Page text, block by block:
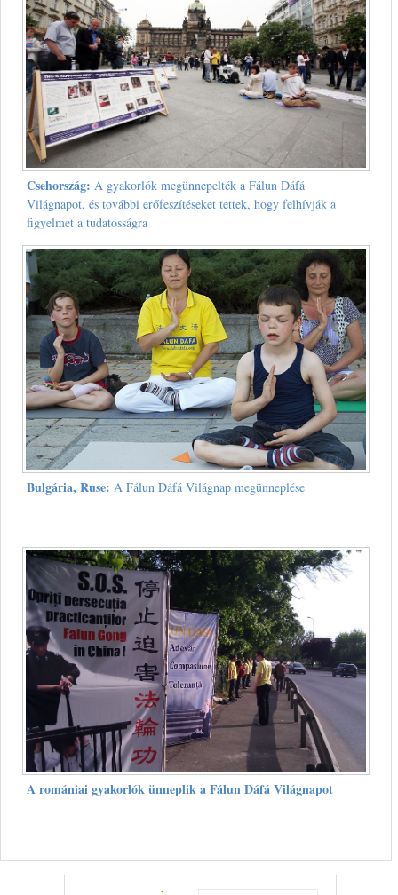
Csehország: A gyakorlók megünnepelték a Fálun Dáfá
Világnapot, és további erőfeszítéseket tettek, hogy felhívják a
figyelmet a tudatosságra
Bulgária, Ruse: A Fálun Dáfá Világnap megünneplése
A romániai gyakorlók ünneplik a Fálun Dáfá Világnapot